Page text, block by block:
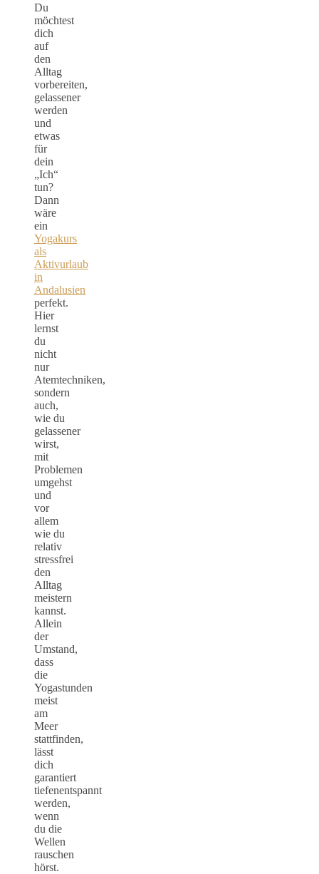
Du
möchtest
dich
auf
den
Alltag
vorbereiten,
gelassener
werden
und
etwas
für
dein
„Ich“
tun?
Dann
wäre
ein
Yogakurs
als
Aktivurlaub
in
Andalusien
perfekt.
Hier
lernst
du
nicht
nur
Atemtechniken,
sondern
auch,
wie du
gelassener
wirst,
mit
Problemen
umgehst
und
vor
allem
wie du
relativ
stressfrei
den
Alltag
meistern
kannst.
Allein
der
Umstand,
dass
die
Yogastunden
meist
am
Meer
stattfinden,
lässt
dich
garantiert
tiefenentspannt
werden,
wenn
du die
Wellen
rauschen
hörst.